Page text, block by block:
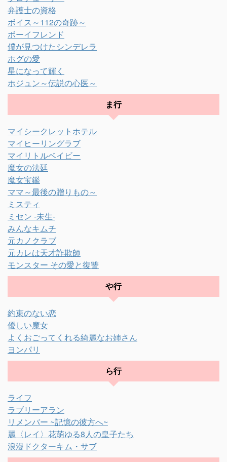
弁護士の資格
ボイス～112の奇跡～
ボーイフレンド
僕が見つけたシンデレラ
ホグの愛
星になって輝く
ホジュン～伝説の心医～
ま行
マイシークレットホテル
マイヒーリングラブ
マイリトルベイビー
魔女の法廷
魔女宝鑑
ママ～最後の贈りもの～
ミスティ
ミセン -未生-
みんなキムチ
元カノクラブ
元カレは天才詐欺師
モンスター その愛と復讐
や行
約束のない恋
優しい魔女
よくおごってくれる綺麗なお姉さん
ヨンパリ
ら行
ライフ
ラブリーアラン
リメンバー ~記憶の彼方へ~
麗〈レイ〉花萌ゆる8人の皇子たち
浪漫ドクターキム・サブ